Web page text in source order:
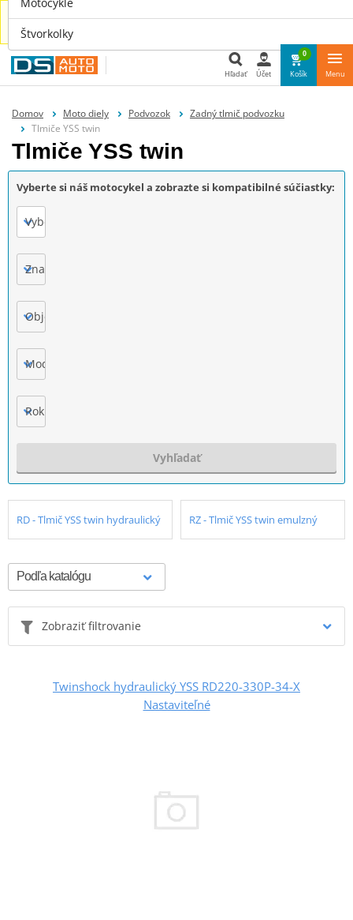
Náhradné diely aj pre tvoje auto nájdeš u nás na
www.dsauto.sk
Hľadať Účet
0
Košík Menu
Domov Moto diely Podvozok
Zadný tlmič podvozku
Tlmiče YSS twin
Tlmiče YSS twin
Vyberte si náš motocykel a zobrazte si kompatibilné súčiastky:
Vyberte
Značka
Objem motora
Model
Rok výroby
Vyhľadať
RD - Tlmič YSS twin hydraulický RZ - Tlmič YSS twin emulzný
Zobraziť filtrovanie
Twinshock hydraulický YSS RD220-330P-34-X
Nastaviteľné
Štvorkolky